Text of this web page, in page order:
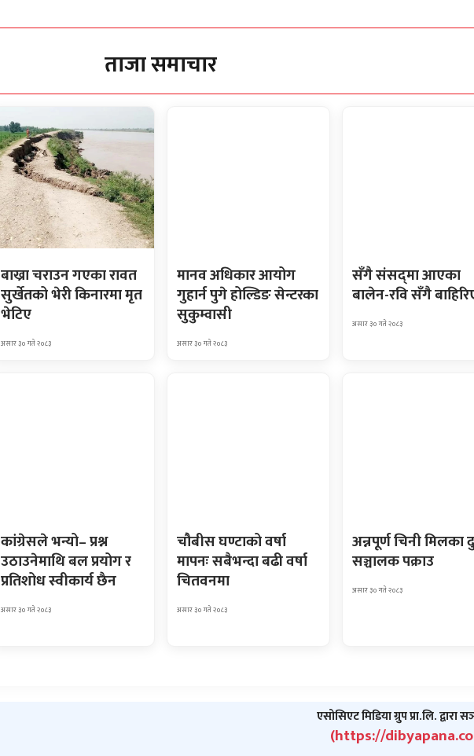
ताजा समाचार
बाख्रा चराउन गएका रावत
सुर्खेतको भेरी किनारमा मृत
भेटिए
असार ३० गते २०८३
मानव अधिकार आयोग
गुहार्न पुगे होल्डिङ सेन्टरका
सुकुम्वासी
असार ३० गते २०८३
सँगै संसद्‌मा आएका
बालेन-रवि सँगै
असार ३० गते २०८३
कांग्रेसले भन्यो– प्रश्न
उठाउनेमाथि बल प्रयोग र
प्रतिशोध स्वीकार्य छैन
असार ३० गते २०८३
चौबीस घण्टाको वर्षा
मापनः सबैभन्दा बढी वर्षा
चितवनमा
असार ३० गते २०८३
अन्नपूर्ण चिनी मिलका
सञ्चालक पक्राउ
असार ३० गते २०८३
एसोसिएट मिडिया ग्रुप प्रा.लि. द्वारा
(https://